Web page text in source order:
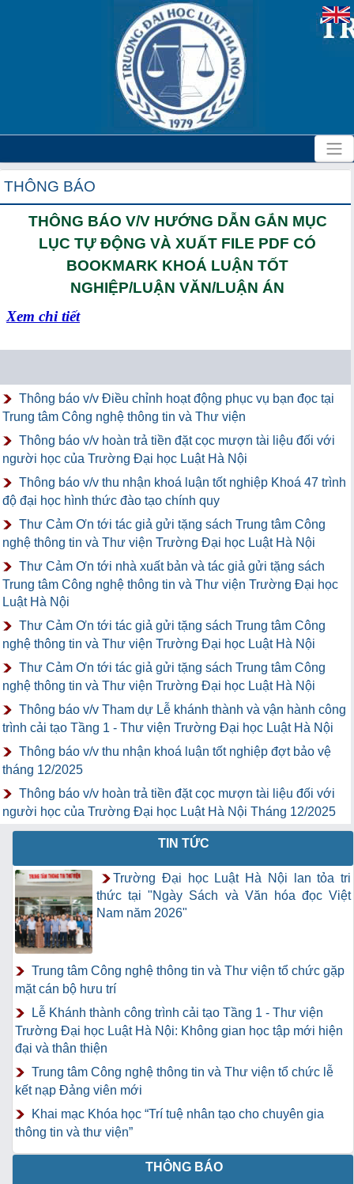
THÔNG BÁO
THÔNG BÁO V/V HƯỚNG DẪN GẮN MỤC
LỤC TỰ ĐỘNG VÀ XUẤT FILE PDF CÓ
BOOKMARK KHOÁ LUẬN TỐT
NGHIỆP/LUẬN VĂN/LUẬN ÁN
Xem chi tiết
Thông báo v/v Điều chỉnh hoạt động phục vụ bạn đọc tại
Trung tâm Công nghệ thông tin và Thư viện
Thông báo v/v hoàn trả tiền đặt cọc mượn tài liệu đối với
người học của Trường Đại học Luật Hà Nội
Thông báo v/v thu nhận khoá luận tốt nghiệp Khoá 47 trình
độ đại học hình thức đào tạo chính quy
Thư Cảm Ơn tới tác giả gửi tặng sách Trung tâm Công
nghệ thông tin và Thư viện Trường Đại học Luật Hà Nội
Thư Cảm Ơn tới nhà xuất bản và tác giả gửi tặng sách
Trung tâm Công nghệ thông tin và Thư viện Trường Đại học
Luật Hà Nội
Thư Cảm Ơn tới tác giả gửi tặng sách Trung tâm Công
nghệ thông tin và Thư viện Trường Đại học Luật Hà Nội
Thư Cảm Ơn tới tác giả gửi tặng sách Trung tâm Công
nghệ thông tin và Thư viện Trường Đại học Luật Hà Nội
Thông báo v/v Tham dự Lễ khánh thành và vận hành công
trình cải tạo Tầng 1 - Thư viện Trường Đại học Luật Hà Nội
Thông báo v/v thu nhận khoá luận tốt nghiệp đợt bảo vệ
tháng 12/2025
Thông báo v/v hoàn trả tiền đặt cọc mượn tài liệu đối với
người học của Trường Đại học Luật Hà Nội Tháng 12/2025
TIN TỨC
Trường Đại học Luật Hà Nội lan tỏa tri
thức tại "Ngày Sách và Văn hóa đọc Việt
Nam năm 2026"
Trung tâm Công nghệ thông tin và Thư viện tổ chức gặp
mặt cán bộ hưu trí
Lễ Khánh thành công trình cải tạo Tầng 1 - Thư viện
Trường Đại học Luật Hà Nội: Không gian học tập mới hiện
đại và thân thiện
Trung tâm Công nghệ thông tin và Thư viện tổ chức lễ
kết nạp Đảng viên mới
Khai mạc Khóa học “Trí tuệ nhân tạo cho chuyên gia
thông tin và thư viện”
THÔNG BÁO